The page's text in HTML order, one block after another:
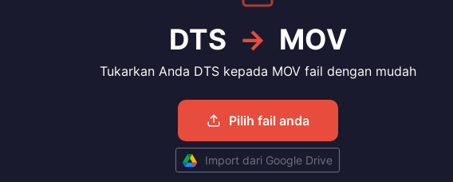
DTS → MOV
Tukarkan Anda DTS kepada MOV fail dengan mudah
Pilih fail anda
Import dari Google Drive